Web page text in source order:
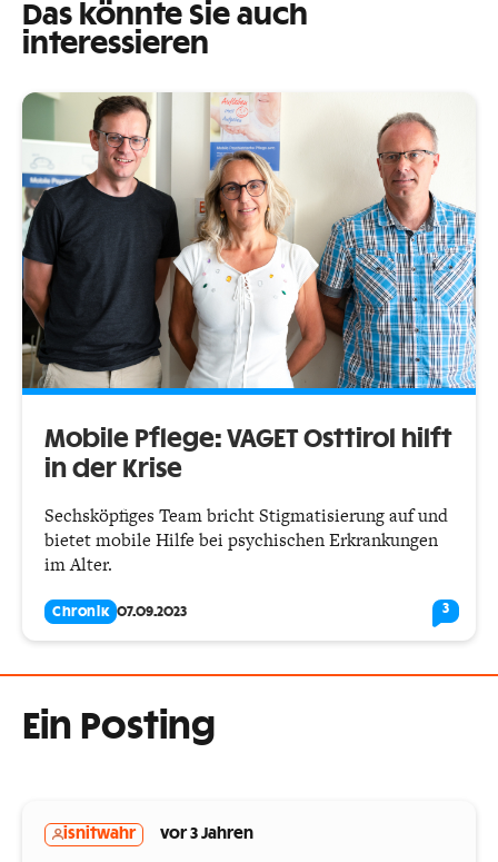
Das könnte Sie auch
interessieren
Mobile Pflege: VAGET Osttirol hilft
in der Krise
Sechsköpfiges Team bricht Stigmatisierung auf und
bietet mobile Hilfe bei psychischen Erkrankungen
im Alter.
Chronik 07.09.2023 3
Ein Posting
isnitwahr vor 3 Jahren